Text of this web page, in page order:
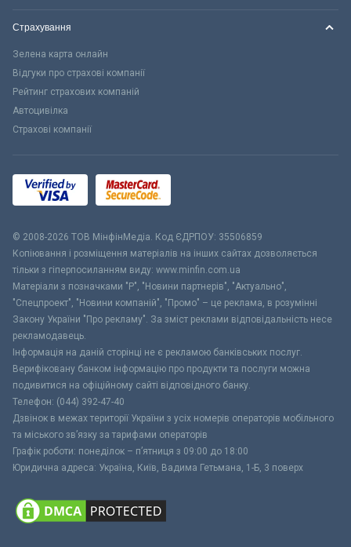
Страхування
Зелена карта онлайн
Відгуки про страхові компанії
Рейтинг страхових компаній
Автоцивілка
Страхові компанії
© 2008-2026 ТОВ МiнфiнМедiа. Код ЄДРПОУ: 35506859
Копіювання і розміщення матеріалів на інших сайтах дозволяється
тільки з гіперпосиланням виду: www.minfin.com.ua
Матеріали з позначками "Р", "Новини партнерів", "Актуально",
"Спецпроект", "Новини компаній", "Промо" – це реклама, в розумінні
Закону України "Про рекламу". За зміст реклами відповідальність несе
рекламодавець.
Інформація на даній сторінці не є рекламою банківських послуг.
Верифіковану банком інформацію про продукти та послуги можна
подивитися на офіційному сайті відповідного банку.
Телефон: (044) 392-47-40
Дзвінок в межах території України з усіх номерів операторів мобільного
та міського зв’язку за тарифами операторів
Графік роботи: понеділок – п’ятниця з 09:00 до 18:00
Юридична адреса: Україна, Київ, Вадима Гетьмана, 1-Б, 3 поверх